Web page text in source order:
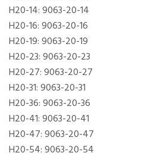
H20-14: 9063-20-14
H20-16: 9063-20-16
H20-19: 9063-20-19
H20-23: 9063-20-23
H20-27: 9063-20-27
H20-31: 9063-20-31
H20-36: 9063-20-36
H20-41: 9063-20-41
H20-47: 9063-20-47
H20-54: 9063-20-54